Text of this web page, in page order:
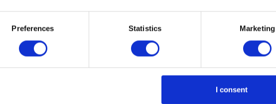
Preferences Statistics Marketing
I consent